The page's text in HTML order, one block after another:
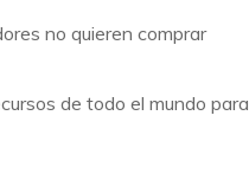
no quieren comprar
de todo el mundo para